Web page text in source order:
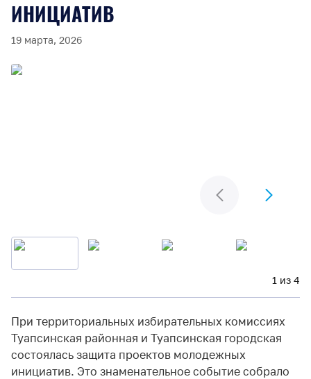
ИНИЦИАТИВ
19 марта, 2026
1 из 4
При территориальных избирательных комиссиях
Туапсинская районная и Туапсинская городская
состоялась защита проектов молодежных
инициатив. Это знаменательное событие собрало